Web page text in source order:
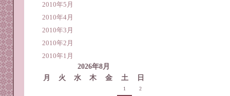
2010年5月
2010年4月
2010年3月
2010年2月
2010年1月
2026年8月
月
火 水 木 金 土 日
1 2